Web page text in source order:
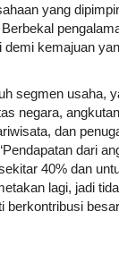
yang
demi kemajuan
segmen usaha,
negara,
dan
dari
40% dan
lagi, jadi
berkontribusi